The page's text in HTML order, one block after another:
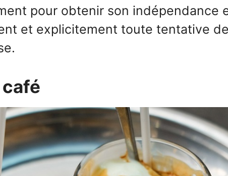
pour obtenir son indépendance
et explicitement toute tentative de